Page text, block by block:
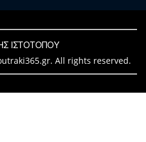
ΙΣΤΟΤΟΠΟΥ
All rights reserved.